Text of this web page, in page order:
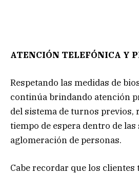
ATENCIÓN TELEFÓNICA Y
Respetando las medidas de
continúa brindando atención
del sistema de turnos previos,
tiempo de espera dentro de
aglomeración de personas.
Cabe recordar que los